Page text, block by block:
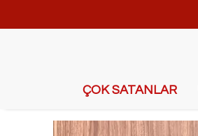
ÇOK SATANLAR